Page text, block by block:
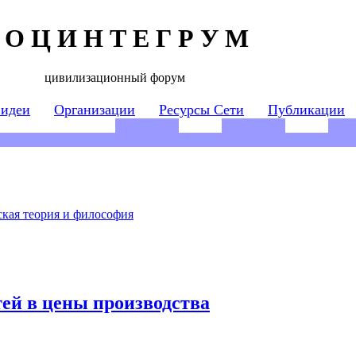
Ц И Н Т Е Г Р У М
цивилизационный форум
Организации Ресурсы Сети Публикации
теория и философия
в цены производства